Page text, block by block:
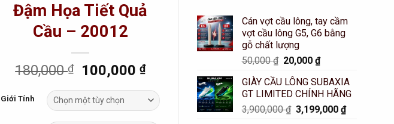
Đậm Họa Tiết Quả
Cầu – 20012
180,000₫
Original
was:
180,000 ₫.
100,000₫Current
is:
100,000 ₫.
Giới Tính
Cán vợt cầu lông, tay cầm
vợt cầu lông G5, G6 bằng
gỗ chất lượng
50,000₫ Original
was:
50,000 ₫.
20,000₫Current
is:
20,000 ₫.
GIÀY CẦU LÔNG SUBAXIA
GT LIMITED CHÍNH HÃNG
3,900,000₫ Original
3,199,000₫Current